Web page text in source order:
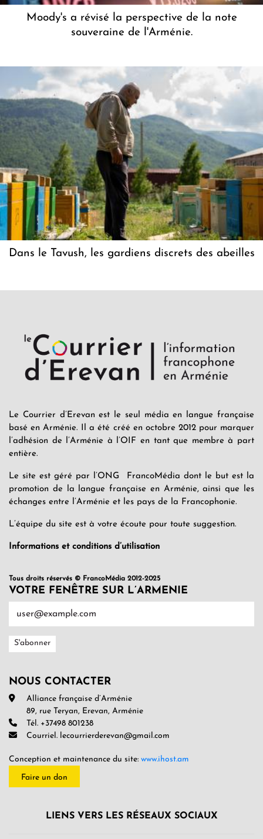
Moody's a révisé la perspective de la note
souveraine de l'Arménie.
Dans le Tavush, les gardiens discrets des abeilles
Le Courrier d’Erevan est le seul média en langue française
basé en Arménie. Il a été créé en octobre 2012 pour marquer
l’adhésion de l’Arménie à l’OIF en tant que membre à part
entière.
Le site est géré par l’ONG FrancoMédia dont le but est la
promotion de la langue française en Arménie, ainsi que les
échanges entre l’Arménie et les pays de la Francophonie.
L’équipe du site est à votre écoute pour toute suggestion.
Informations et conditions d’utilisation
Tous droits réservés © FrancoMédia 2012-2025
VOTRE FENÊTRE SUR L’ARMENIE
NOUS CONTACTER
Alliance française d’Arménie
89, rue Teryan, Erevan, Arménie
Tél. +37498 801238
Courriel. lecourrierderevan@gmail.com
Conception et maintenance du site: www.ihost.am
Faire un don
LIENS VERS LES RÉSEAUX SOCIAUX